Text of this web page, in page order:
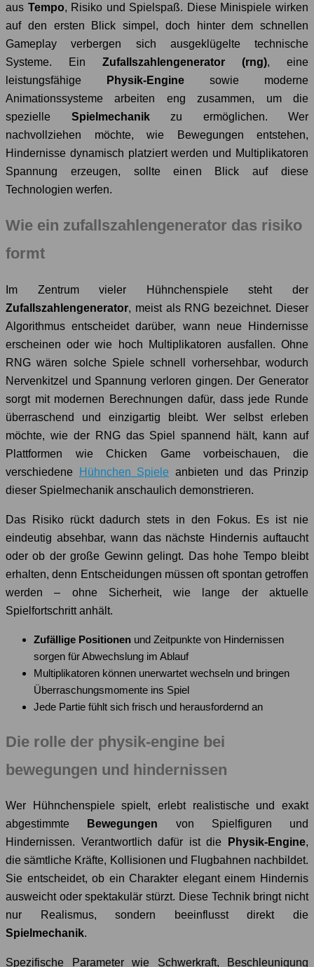
aus Tempo, Risiko und Spielspaß. Diese Minispiele wirken
auf den ersten Blick simpel, doch hinter dem schnellen
Gameplay verbergen sich ausgeklügelte technische
Systeme. Ein Zufallszahlengenerator (rng), eine
leistungsfähige
Physik-Engine sowie moderne
Animationssysteme arbeiten eng zusammen, um die
spezielle Spielmechanikzu ermöglichen. Wer
nachvollziehen möchte, wie Bewegungen entstehen,
Hindernisse dynamisch platziert werden und Multiplikatoren
Spannung erzeugen, sollte einen Blick auf diese
Technologien werfen.
Wie ein zufallszahlengenerator das risiko
formt
Im Zentrum vieler Hühnchenspiele steht der
Zufallszahlengenerator, meist als RNG bezeichnet. Dieser
Algorithmus entscheidet darüber, wann neue Hindernisse
erscheinen oder wie hoch Multiplikatoren ausfallen. Ohne
RNG wären solche Spiele schnell vorhersehbar, wodurch
Nervenkitzel und Spannung verloren gingen. Der Generator
sorgt mit modernen Berechnungen dafür, dass jede Runde
überraschend und einzigartig bleibt. Wer selbst erleben
möchte, wie der RNG das Spiel spannend hält, kann auf
Plattformen wie Chicken Game vorbeischauen, die
verschiedene
Hühnchen Spiele anbieten und das Prinzip
dieser Spielmechanik anschaulich demonstrieren.
Das Risiko rückt dadurch stets in den Fokus. Es ist nie
eindeutig absehbar, wann das nächste Hindernis auftaucht
oder ob der große Gewinn gelingt. Das hohe Tempo bleibt
erhalten, denn Entscheidungen müssen oft spontan getroffen
werden – ohne Sicherheit, wie lange der aktuelle
Spielfortschritt anhält.
Zufällige Positionen und Zeitpunkte von Hindernissen
sorgen für Abwechslung im Ablauf
Multiplikatoren können unerwartet wechseln und bringen
Überraschungsmomente ins Spiel
Jede Partie fühlt sich frisch und herausfordernd an
Die rolle der physik-engine bei
bewegungen und hindernissen
Wer Hühnchenspiele spielt, erlebt realistische und exakt
abgestimmte
Bewegungen von Spielfiguren und
Hindernissen. Verantwortlich dafür ist die
Physik-Engine,
die sämtliche Kräfte, Kollisionen und Flugbahnen nachbildet.
Sie entscheidet, ob ein Charakter elegant einem Hindernis
ausweicht oder spektakulär stürzt. Diese Technik bringt nicht
nur Realismus, sondern beeinflusst direkt die
Spielmechanik.
Spezifische Parameter wie Schwerkraft, Beschleunigung